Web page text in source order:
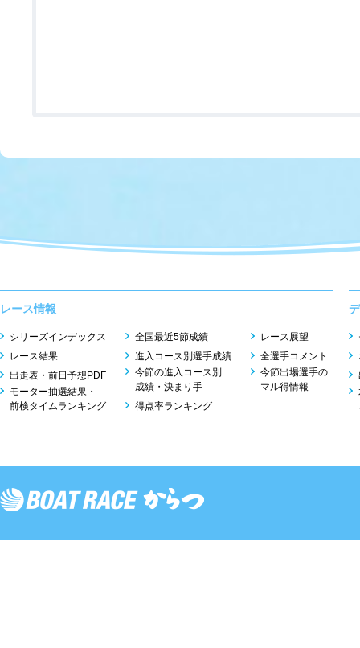
レース情報
シリーズインデックス
レース結果
出走表・前日予想PDF
モーター抽選結果・
前検タイムランキング
全国最近5節成績
進入コース別選手成績
今節の進入コース別
成績・決まり手
得点率ランキング
レース展望
全選手コメント
今節出場選手の
マル得情報